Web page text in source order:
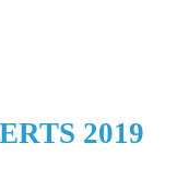
2019